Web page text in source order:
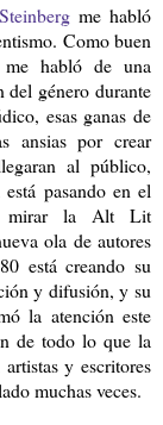
me habló
Como buen
me habló de una
del género durante
esas ganas de
ansias por crear
al público,
pasando en el
mirar la Alt Lit
ola de autores
está creando su
y difusión, y su
la atención este
de todo lo que la
y escritores
muchas veces.